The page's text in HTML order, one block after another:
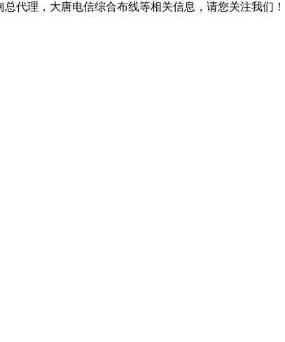
总代理，大唐电信综合布线等相关信息，请您关注我们！